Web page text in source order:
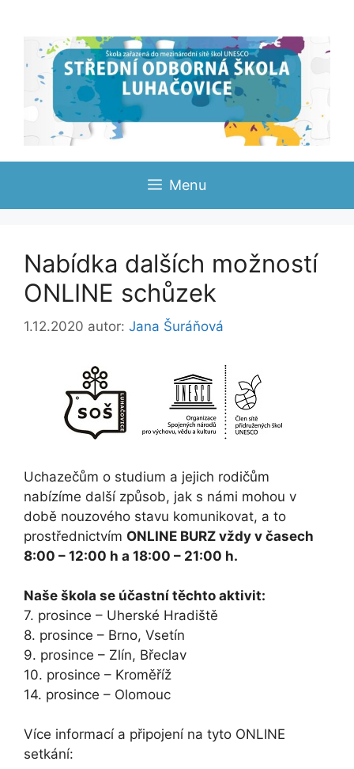
Menu
Nabídka dalších možností
ONLINE schůzek
1.12.2020 autor: Jana Šuráňová
Uchazečům o studium a jejich rodičům
nabízíme další způsob, jak s námi mohou v
době nouzového stavu komunikovat, a to
prostřednictvím ONLINE BURZ vždy v časech
8:00 – 12:00 h a 18:00 – 21:00 h.
Naše škola se účastní těchto aktivit:
7. prosince – Uherské Hradiště
8. prosince – Brno, Vsetín
9. prosince – Zlín, Břeclav
10. prosince – Kroměříž
14. prosince – Olomouc
Více informací a připojení na tyto ONLINE
setkání: